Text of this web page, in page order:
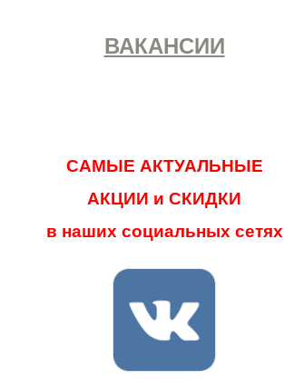
ВАКАНСИИ
САМЫЕ АКТУАЛЬНЫЕ
АКЦИИ и СКИДКИ
в наших социальных сетях